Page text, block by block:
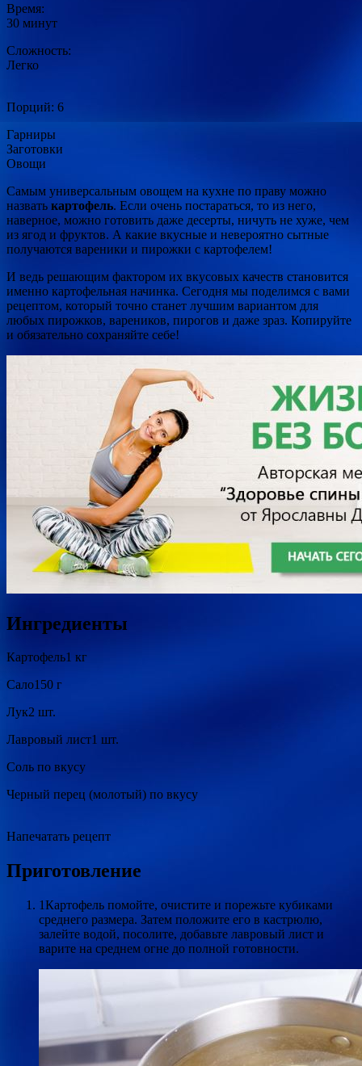
Время:
30 минут
Сложность:
Легко
Порций: 6
Гарниры
Заготовки
Овощи
Самым универсальным овощем на кухне по праву можно
назвать картофель. Если очень постараться, то из него,
наверное, можно готовить даже десерты, ничуть не хуже, чем
из ягод и фруктов. А какие вкусные и невероятно сытные
получаются вареники и пирожки с картофелем!
И ведь решающим фактором их вкусовых качеств становится
именно картофельная начинка. Сегодня мы поделимся с вами
рецептом, который точно станет лучшим вариантом для
любых пирожков, вареников, пирогов и даже зраз. Копируйте
и обязательно сохраняйте себе!
Ингредиенты
Картофель1 кг
Сало150 г
Лук2 шт.
Лавровый лист1 шт.
Соль по вкусу
Черный перец (молотый) по вкусу
Напечатать рецепт
Приготовление
1Картофель помойте, очистите и порежьте кубиками
среднего размера. Затем положите его в кастрюлю,
залейте водой, посолите, добавьте лавровый лист и
варите на среднем огне до полной готовности.